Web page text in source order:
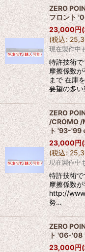
ZERO
フロント
23,000円
(税込:
現在製作中
特許技術
摩擦係数
まで 在庫
要望の多
ZERO
/CROMO /
ト '93-'99
23,000円
(税込:
現在製作中
特許技術
摩擦係数
http://
努…
ZERO
ト '06-'08
23,000円